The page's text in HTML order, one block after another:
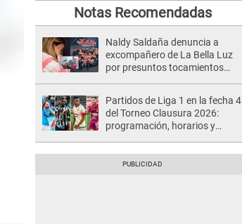
Notas Recomendadas
Naldy Saldaña denuncia a
excompañero de La Bella Luz
por presuntos tocamientos
Partidos de Liga 1 en la fecha 4
del Torneo Clausura 2026:
programación, horarios y